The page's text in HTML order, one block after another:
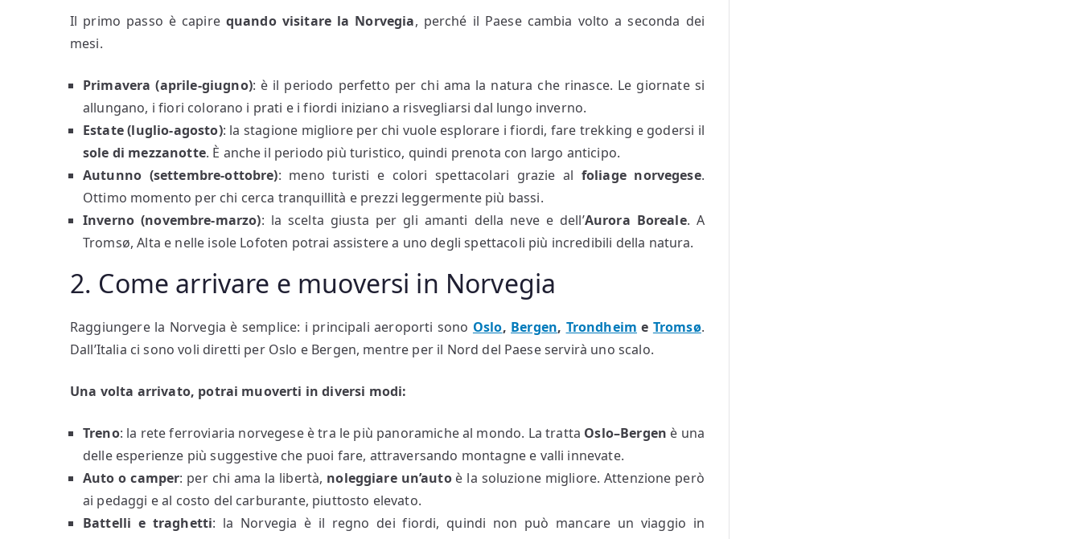
Il primo passo è capire quando visitare la Norvegia, perché il Paese cambia volto a seconda dei
mesi.
Primavera (aprile-giugno): è il periodo perfetto per chi ama la natura che rinasce. Le giornate si
allungano, i fiori colorano i prati e i fiordi iniziano a risvegliarsi dal lungo inverno.
Estate (luglio-agosto): la stagione migliore per chi vuole esplorare i fiordi, fare trekking e godersi il
sole di mezzanotte. È anche il periodo più turistico, quindi prenota con largo anticipo.
Autunno (settembre-ottobre): meno turisti e colori spettacolari grazie al foliage norvegese.
Ottimo momento per chi cerca tranquillità e prezzi leggermente più bassi.
Inverno (novembre-marzo): la scelta giusta per gli amanti della neve e dell’Aurora Boreale. A
Tromsø, Alta e nelle isole Lofoten potrai assistere a uno degli spettacoli più incredibili della natura.
2. Come arrivare e muoversi in Norvegia
Raggiungere la Norvegia è semplice: i principali aeroporti sono Oslo, Bergen, Trondheim e Tromsø.
Dall’Italia ci sono voli diretti per Oslo e Bergen, mentre per il Nord del Paese servirà uno scalo.
Una volta arrivato, potrai muoverti in diversi modi:
Treno: la rete ferroviaria norvegese è tra le più panoramiche al mondo. La tratta Oslo–Bergen è una
delle esperienze più suggestive che puoi fare, attraversando montagne e valli innevate.
Auto o camper: per chi ama la libertà, noleggiare un’autoè la soluzione migliore. Attenzione però
ai pedaggi e al costo del carburante, piuttosto elevato.
Battelli e traghetti: la Norvegia è il regno dei fiordi, quindi non può mancare un viaggio in